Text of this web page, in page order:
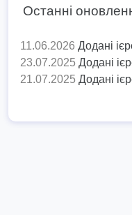
Останні
11.06.2026 Додані
23.07.2025 Додані
21.07.2025 Додані